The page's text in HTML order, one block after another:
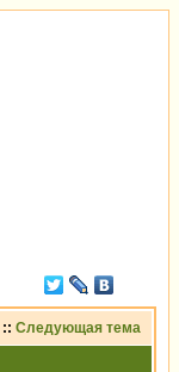
:: Следующая тема